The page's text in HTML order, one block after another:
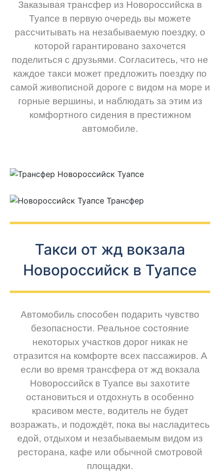
Заказывая трансфер из Новороссийска в
Туапсе в первую очередь вы можете
рассчитывать на незабываемую поездку, о
которой гарантировано захочется
поделиться с друзьями. Согласитесь, что не
каждое такси может предложить поездку по
самой живописной дороге с видом на море и
горные вершины, и наблюдать за этим из
комфортного сидения в престижном
автомобиле.
Такси от жд вокзала
Новороссийск в Туапсе
Автомобиль способен подарить чувство
безопасности. Реальное состояние
некоторых участков дорог никак не
отразится на комфорте всех пассажиров. А
если во время трансфера от жд вокзала
Новороссийск в Туапсе вы захотите
остановиться и отдохнуть в особенно
красивом месте, водитель не будет
возражать, и подождёт, пока вы насладитесь
едой, отдыхом и незабываемым видом из
ресторана, кафе или обычной смотровой
площадки.